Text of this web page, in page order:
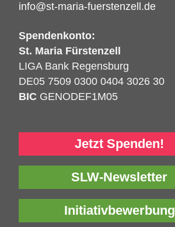
info@st-maria-fuerstenzell.de
Spendenkonto:
St. Maria Fürstenzell
LIGA Bank Regensburg
DE05 7509 0300 0404 3026 30
BIC GENODEF1M05
Jetzt Spenden!
SLW-Newsletter
Initiativbewerbung